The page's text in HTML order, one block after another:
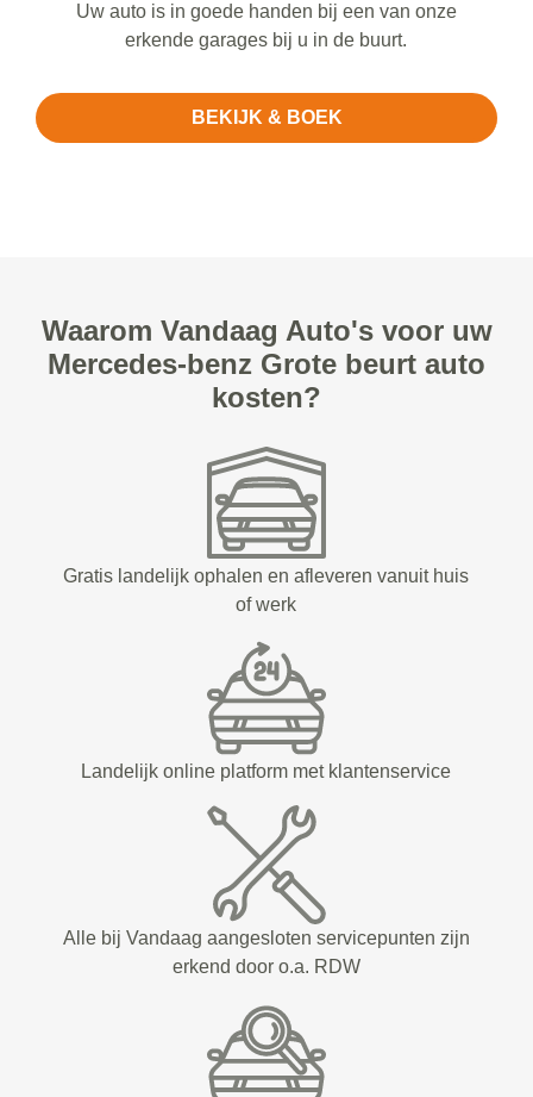
Uw auto is in goede handen bij een van onze
erkende garages bij u in de buurt.
BEKIJK & BOEK
Waarom Vandaag Auto's voor uw
Mercedes-benz Grote beurt auto
kosten?
Gratis landelijk ophalen en afleveren vanuit huis
of werk
Landelijk online platform met klantenservice
Alle bij Vandaag aangesloten servicepunten zijn
erkend door o.a. RDW